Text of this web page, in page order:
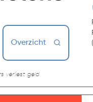
Overzicht
verliest geld